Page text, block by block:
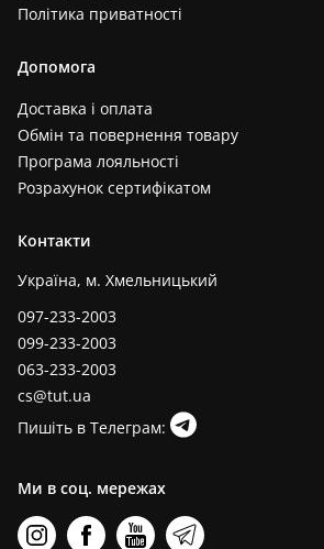
Політика приватності
Допомога
Доставка і оплата
Обмін та повернення товару
Програма лояльності
Розрахунок сертифікатом
Контакти
Україна, м. Хмельницький
097-233-2003
099-233-2003
063-233-2003
cs@tut.ua
Пишіть в Телеграм:
Ми в соц. мережах